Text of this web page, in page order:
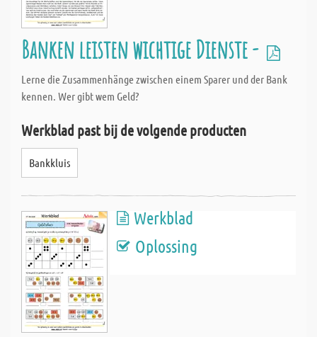
Banken leisten wichtige Dienste -
Lerne die Zusammenhänge zwischen einem Sparer und der Bank
kennen. Wer gibt wem Geld?
Werkblad past bij de volgende producten
Bankkluis
Werkblad
Oplossing